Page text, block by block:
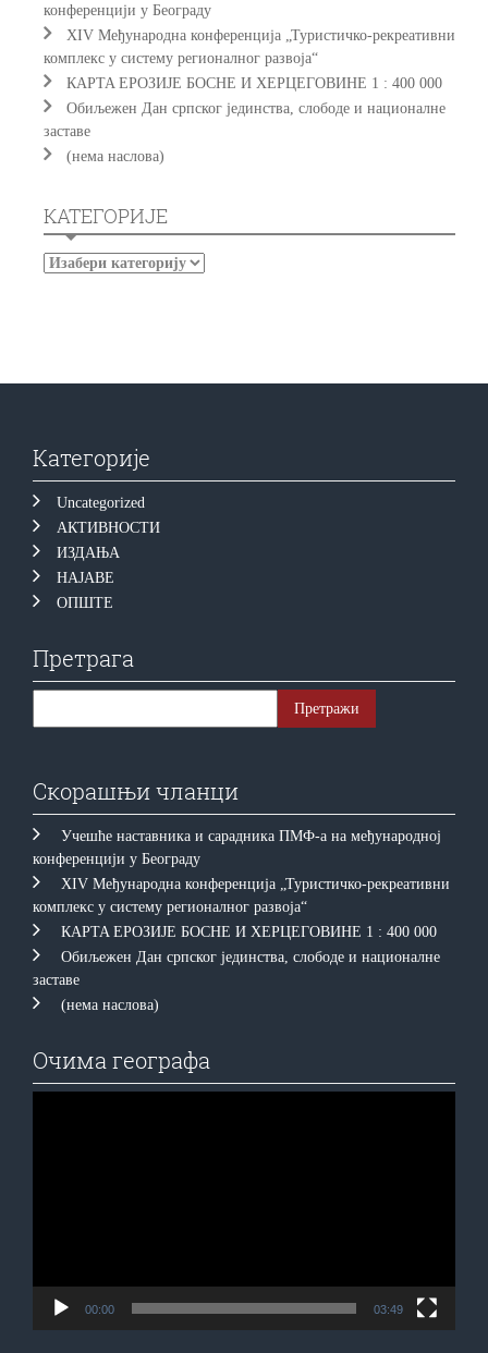
конференцији у Београду
XIV Међународна конференција „Туристичко-рекреативни
комплекс у систему регионалног развоја“
КAРTA EРOЗИJE БOСНE И ХEРЦEГOВИНE 1 : 400 000
Обиљежен Дан српског јединства, слободе и националне
заставе
(нема наслова)
КАТЕГОРИЈЕ
Категорије
Uncategorized
АКТИВНОСТИ
ИЗДАЊА
НАЈАВЕ
ОПШТЕ
Претрага
Скорашњи чланци
Учешће наставника и сарадника ПМФ-а на међународној
конференцији у Београду
XIV Међународна конференција „Туристичко-рекреативни
комплекс у систему регионалног развоја“
КAРTA EРOЗИJE БOСНE И ХEРЦEГOВИНE 1 : 400 000
Обиљежен Дан српског јединства, слободе и националне
заставе
(нема наслова)
Очима географа
00:00 03:49